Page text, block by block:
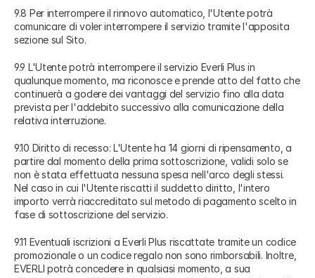
9.8 Per interrompere il rinnovo automatico, l'Utente potrà
comunicare di voler interrompere il servizio tramite l'apposita
sezione sul Sito.
9.9 L'Utente potrà interrompere il servizio Everli Plus in
qualunque momento, ma riconosce e prende atto del fatto che
continuerà a godere dei vantaggi del servizio fino alla data
prevista per l'addebito successivo alla comunicazione della
relativa interruzione.
9.10 Diritto di recesso: L'Utente ha 14 giorni di ripensamento, a
partire dal momento della prima sottoscrizione, validi solo se
non è stata effettuata nessuna spesa nell'arco degli stessi.
Nel caso in cui l'Utente riscatti il suddetto diritto, l'intero
importo verrà riaccreditato sul metodo di pagamento scelto in
fase di sottoscrizione del servizio.
9.11 Eventuali iscrizioni a Everli Plus riscattate tramite un codice
promozionale o un codice regalo non sono rimborsabili. Inoltre,
EVERLI potrà concedere in qualsiasi momento, a sua